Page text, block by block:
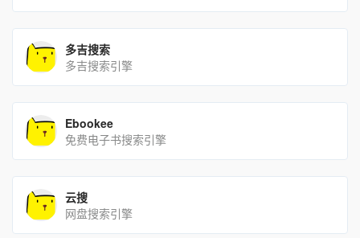
多吉搜索
多吉搜索引擎
Ebookee
免费电子书搜索引擎
云搜
网盘搜索引擎